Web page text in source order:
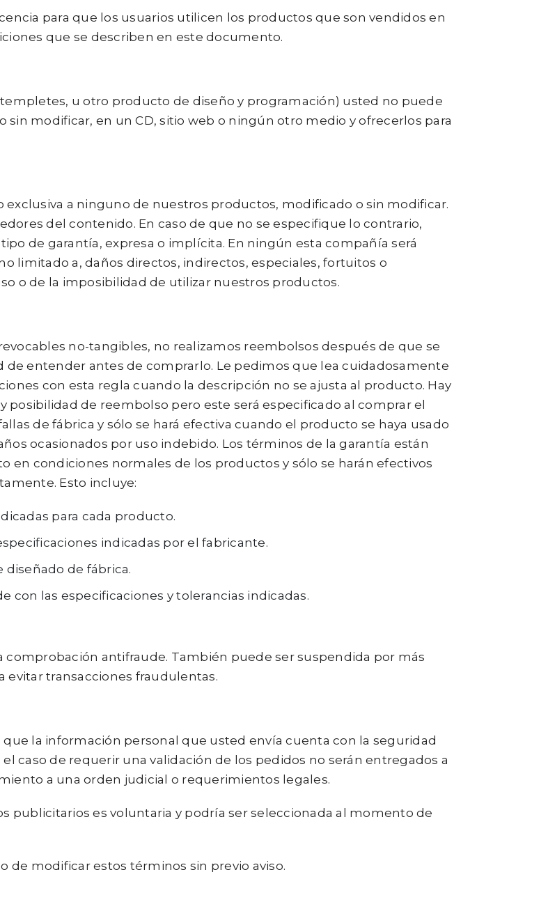
para que los usuarios utilicen los productos que son vendidos en
que se describen en este documento.
u otro producto de diseño y programación) usted no puede
modificar, en un CD, sitio web o ningún otro medio y ofrecerlos para
a ninguno de nuestros productos, modificado o sin modificar.
del contenido. En caso de que no se especifique lo contrario,
de garantía, expresa o implícita. En ningún esta compañía será
limitado a, daños directos, indirectos, especiales, fortuitos o
o de la imposibilidad de utilizar nuestros productos.
no-tangibles, no realizamos reembolsos después de que se
entender antes de comprarlo. Le pedimos que lea cuidadosamente
con esta regla cuando la descripción no se ajusta al producto. Hay
de reembolso pero este será especificado al comprar el
de fábrica y sólo se hará efectiva cuando el producto se haya usado
ocasionados por uso indebido. Los términos de la garantía están
en condiciones normales de los productos y sólo se harán efectivos
Esto incluye:
para cada producto.
indicadas por el fabricante.
diseñado de fábrica.
con las especificaciones y tolerancias indicadas.
comprobación antifraude. También puede ser suspendida por más
evitar transacciones fraudulentas.
que la información personal que usted envía cuenta con la seguridad
caso de requerir una validación de los pedidos no serán entregados a
a una orden judicial o requerimientos legales.
publicitarios es voluntaria y podría ser seleccionada al momento de
de modificar estos términos sin previo aviso.